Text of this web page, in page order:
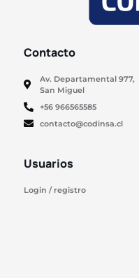
Contacto
Av. Departamental 977,
San Miguel
+56 966565585
contacto@codinsa.cl
Usuarios
Login / registro